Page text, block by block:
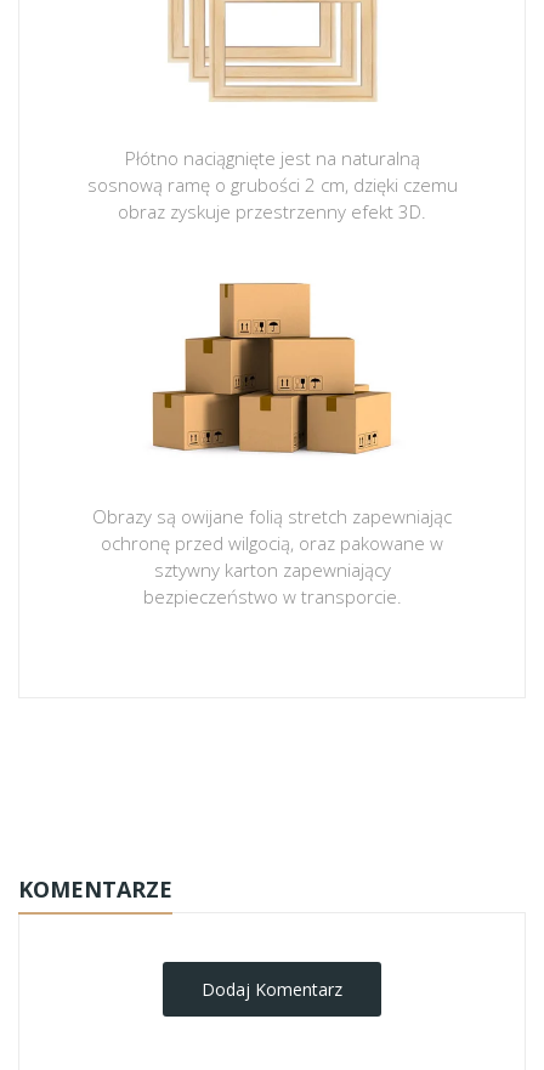
Płótno naciągnięte jest na naturalną
sosnową ramę o grubości 2 cm, dzięki czemu
obraz zyskuje przestrzenny efekt 3D.
Obrazy są owijane folią stretch zapewniając
ochronę przed wilgocią, oraz pakowane w
sztywny karton zapewniający
bezpieczeństwo w transporcie.
KOMENTARZE
Dodaj Komentarz